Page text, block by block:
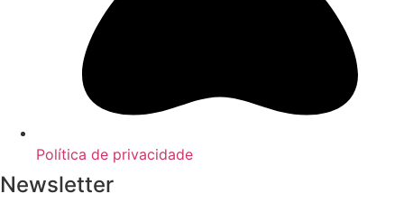
Política de privacidade
Newsletter